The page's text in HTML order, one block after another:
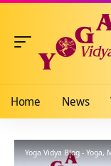
Home News
Yoga Vidya Blog -